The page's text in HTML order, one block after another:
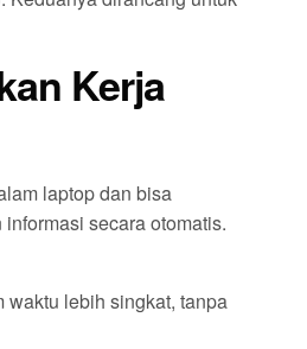
Kerja
laptop dan bisa
secara otomatis.
lebih singkat, tanpa